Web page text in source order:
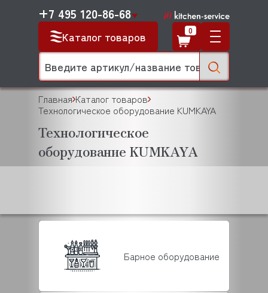
Каталог товаров
+7 495 120-86-68
0
Главная Каталог товаров
Технологическое оборудование KUMKAYA
Технологическое
оборудование KUMKAYA
Барное оборудование